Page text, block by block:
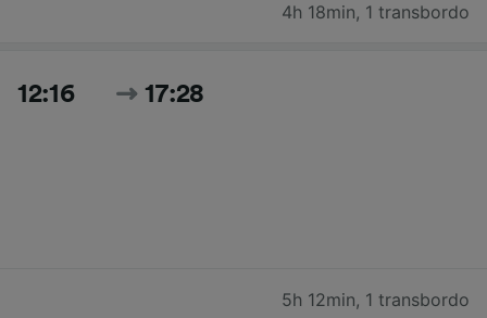
4h 18min, 1 transbordo
12:16 17:28
5h 12min, 1 transbordo